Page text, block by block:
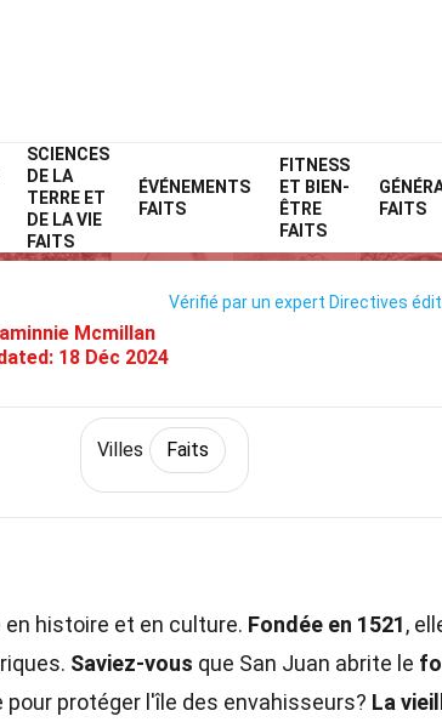
SCIENCES
DE LA
TERRE ET
DE LA VIE
FAITS
ÉVÉNEMENTS
FAITS
FITNESS
ET BIEN-
ÊTRE
FAITS
FAITS
Home Monde Faits
Faits Sur San Juan
Mcmillan
18 Déc 2024
Vérifié par un expert Directives
Villes Faits
en histoire et en culture. Fondée en 1521,
Saviez-vous que San Juan abrite le
protéger l'île des envahisseurs? La